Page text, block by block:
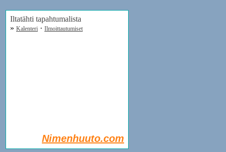
Iltatähti tapahtumalista
» Kalenteri · Ilmoittautumiset
Nimenhuuto.com